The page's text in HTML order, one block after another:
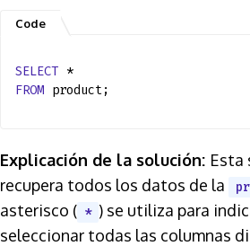
SELECT *
FROM product;
Explicación de la solución: Esta
recupera todos los datos de la
asterisco ( * ) se utiliza para
seleccionar todas las columnas